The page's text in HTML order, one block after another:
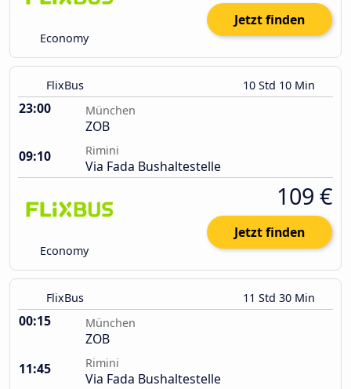
Economy
Jetzt finden
FlixBus 10 Std 10 Min
23:00 München
ZOB
09:10
Rimini
Via Fada Bushaltestelle
Economy
109 €
Jetzt finden
FlixBus 11 Std 30 Min
00:15 München
ZOB
11:45
Rimini
Via Fada Bushaltestelle